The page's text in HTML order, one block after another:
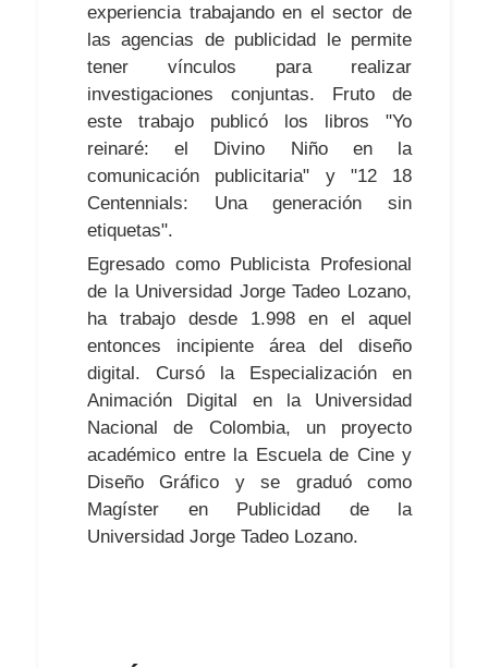
experiencia trabajando en el sector de
las agencias de publicidad le permite
tener vínculos para realizar
investigaciones conjuntas. Fruto de
este trabajo publicó los libros "Yo
reinaré: el Divino Niño en la
comunicación publicitaria" y "12 18
Centennials: Una generación sin
etiquetas".
Egresado como Publicista Profesional
de la Universidad Jorge Tadeo Lozano,
ha trabajo desde 1.998 en el aquel
entonces incipiente área del diseño
digital. Cursó la Especialización en
Animación Digital en la Universidad
Nacional de Colombia, un proyecto
académico entre la Escuela de Cine y
Diseño Gráfico y se graduó como
Magíster en Publicidad de la
Universidad Jorge Tadeo Lozano.